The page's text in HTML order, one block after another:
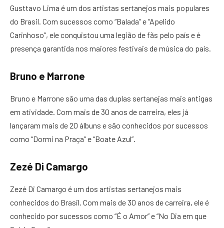
Gusttavo Lima é um dos artistas sertanejos mais populares
do Brasil. Com sucessos como “Balada” e “Apelido
Carinhoso”, ele conquistou uma legião de fãs pelo país e é
presença garantida nos maiores festivais de música do país.
Bruno e Marrone
Bruno e Marrone são uma das duplas sertanejas mais antigas
em atividade. Com mais de 30 anos de carreira, eles já
lançaram mais de 20 álbuns e são conhecidos por sucessos
como “Dormi na Praça” e “Boate Azul”.
Zezé Di Camargo
Zezé Di Camargo é um dos artistas sertanejos mais
conhecidos do Brasil. Com mais de 30 anos de carreira, ele é
conhecido por sucessos como “É o Amor” e “No Dia em que